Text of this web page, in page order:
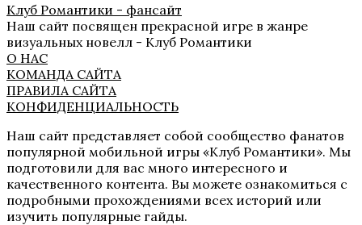
Клуб Романтики - фансайт
Наш сайт посвящен прекрасной игре в жанре
визуальных новелл - Клуб Романтики
О НАС
КОМАНДА САЙТА
ПРАВИЛА САЙТА
КОНФИДЕНЦИАЛЬНОСТЬ
Наш сайт представляет собой сообщество фанатов
популярной мобильной игры «Клуб Романтики». Мы
подготовили для вас много интересного и
качественного контента. Вы можете ознакомиться с
подробными прохождениями всех историй или
изучить популярные гайды.